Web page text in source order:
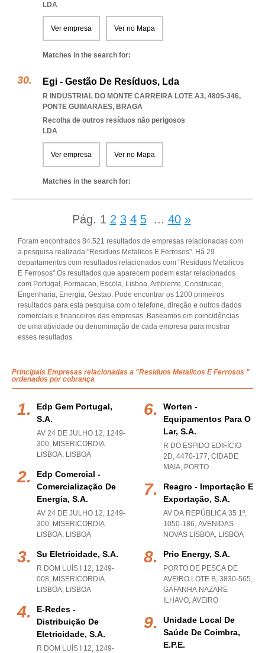
LDA
Ver empresa Ver no Mapa
Matches in the search for:
Egi - Gestão De Resíduos, Lda
R INDUSTRIAL DO MONTE CARREIRA LOTE A3, 4805-346,
PONTE GUIMARAES, BRAGA
Recolha de outros resíduos não perigosos
LDA
Ver empresa Ver no Mapa
Matches in the search for:
Pág. 1 2 3 4 5 ... 40 »
Foram encontrados 84.521 resultados de empresas relacionadas com
a pesquisa realizada "Residuos Metalicos E Ferrosos". Há 29
departamentos com resultados relacionados com "Residuos Metalicos
E Ferrosos".Os resultados que aparecem podem estar relacionados
com Portugal, Formacao, Escola, Lisboa, Ambiente, Construcao,
Engenharia, Energia, Gestao. Pode encontrar os 1200 primeiros
resultados para esta pesquisa com o telefone, direção e outros dados
comerciais e financeiros das empresas. Baseamos em coincidências
de uma atividade ou denominação de cada empresa para mostrar
esses resultados.
Principais Empresas relacionadas a "Residuos Metalicos E Ferrosos "
ordenados por cobrança
Edp Gem Portugal,
S.a.
AV 24 DE JULHO 12, 1249-
300, MISERICORDIA
LISBOA, LISBOA
Edp Comercial -
Comercialização De
Energia, S.a.
AV 24 DE JULHO 12, 1249-
300, MISERICORDIA
LISBOA, LISBOA
Su Eletricidade, S.a.
R DOM LUÍS I 12, 1249-
008, MISERICORDIA
LISBOA, LISBOA
E-Redes -
Distribuição De
Eletricidade, S.a.
R DOM LUÍS I 12, 1249-
Worten -
Equipamentos Para O
Lar, S.a.
R DO ESPIDO EDIFÍCIO
2D, 4470-177, CIDADE
MAIA, PORTO
Reagro - Importação E
Exportação, S.a.
AV DA REPÚBLICA 35 1º,
1050-186, AVENIDAS
NOVAS LISBOA, LISBOA
Prio Energy, S.a.
PORTO DE PESCA DE
AVEIRO LOTE B, 3830-565,
GAFANHA NAZARE
ILHAVO, AVEIRO
Unidade Local De
Saúde De Coimbra,
E.p.e.